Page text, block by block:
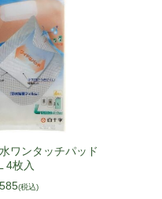
ワンタッチパッド
4枚入
(税込)